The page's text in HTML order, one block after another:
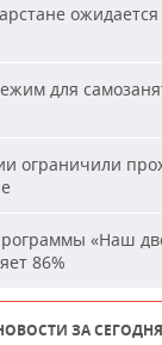
для
ограничили
«Наш
86%
ЗА СЕГОДНЯ